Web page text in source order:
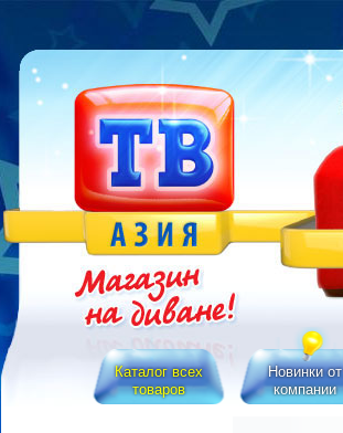
Каталог всех
товаров
Новинки от
компании